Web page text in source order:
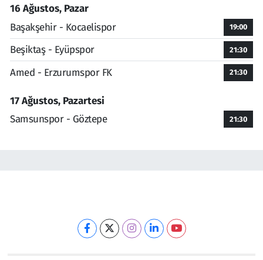
16 Ağustos, Pazar
Başakşehir - Kocaelispor
19:00
Beşiktaş - Eyüpspor 21:30
Amed - Erzurumspor FK 21:30
17 Ağustos, Pazartesi
Samsunspor - Göztepe
21:30